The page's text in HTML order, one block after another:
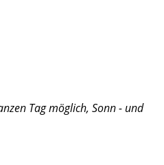
Tag möglich, Sonn - und